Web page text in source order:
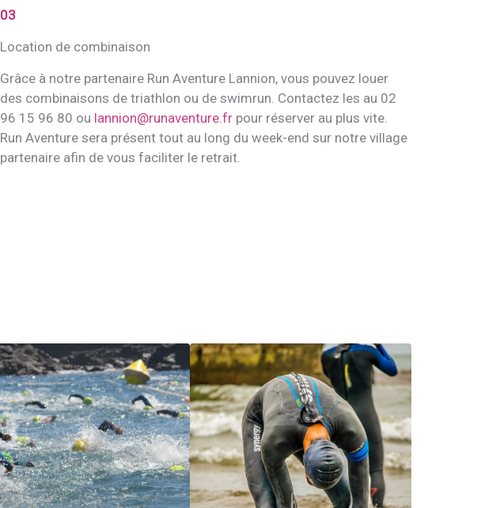
03
Location de combinaison
Grâce à notre partenaire Run Aventure Lannion, vous pouvez louer
des combinaisons de triathlon ou de swimrun. Contactez les au 02
96 15 96 80 ou lannion@runaventure.fr pour réserver au plus vite.
Run Aventure sera présent tout au long du week-end sur notre village
partenaire afin de vous faciliter le retrait.